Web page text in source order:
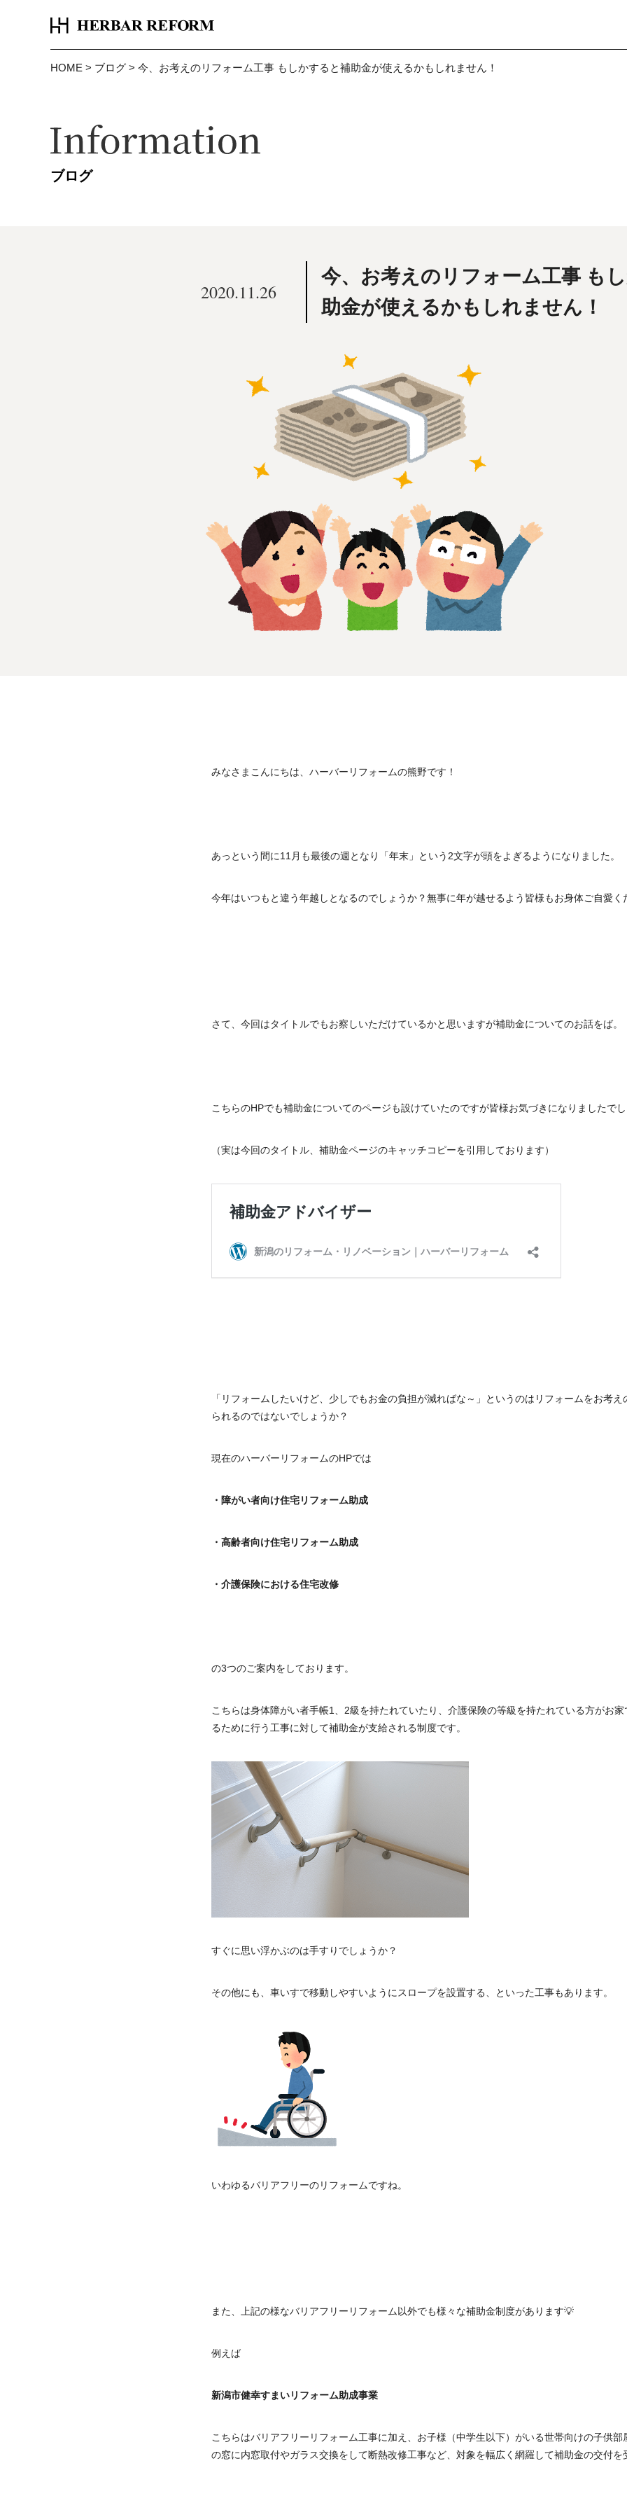
HOME > ブログ > 今、お考えのリフォーム工事 もしかすると補助金が使えるかもしれません！
ブログ
2020.11.26
今、お考えのリフォーム工事 も
助金が使えるかもしれません！
みなさまこんにちは、ハーバーリフォームの熊野です！
あっという間に11月も最後の週となり「年末」という2文字が頭をよぎるようになりました。
今年はいつもと違う年越しとなるのでしょうか？無事に年が越せるよう皆様もお身体ご自愛く
さて、今回はタイトルでもお察しいただけているかと思いますが補助金についてのお話をば。
こちらのHPでも補助金についてのページも設けていたのですが皆様お気づきになりましたで
（実は今回のタイトル、補助金ページのキャッチコピーを引用しております）
「リフォームしたいけど、少しでもお金の負担が減ればな～」というのはリフォームをお考
られるのではないでしょうか？
現在のハーバーリフォームのHPでは
・障がい者向け住宅リフォーム助成
・高齢者向け住宅リフォーム助成
・介護保険における住宅改修
の3つのご案内をしております。
こちらは身体障がい者手帳1、2級を持たれていたり、介護保険の等級を持たれている方がお
るために行う工事に対して補助金が支給される制度です。
すぐに思い浮かぶのは手すりでしょうか？
その他にも、車いすで移動しやすいようにスロープを設置する、といった工事もあります。
いわゆるバリアフリーのリフォームですね。
また、上記の様なバリアフリーリフォーム以外でも様々な補助金制度があります💡
例えば
新潟市健幸すまいリフォーム助成事業
こちらはバリアフリーリフォーム工事に加え、お子様（中学生以下）がいる世帯向けの子供
の窓に内窓取付やガラス交換をして断熱改修工事など、対象を幅広く網羅して補助金の交付を